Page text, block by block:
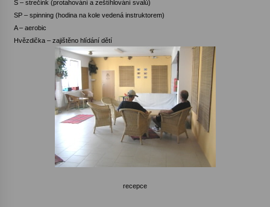
S – strečink (protahování a zeštíhlování svalů)
SP – spinning (hodina na kole vedená instruktorem)
A – aerobic
Hvězdička – zajištěno hlídání dětí
recepce